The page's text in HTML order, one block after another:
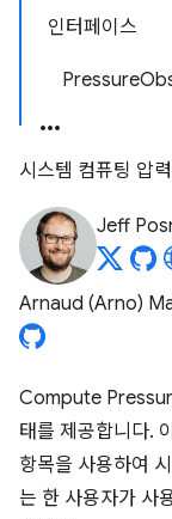
인터페이스
시스템 컴퓨팅 압
Jeff
Arnaud (Arno)
Compute
태를 제공합니다.
항목을 사용하여
는 한 사용자가 사